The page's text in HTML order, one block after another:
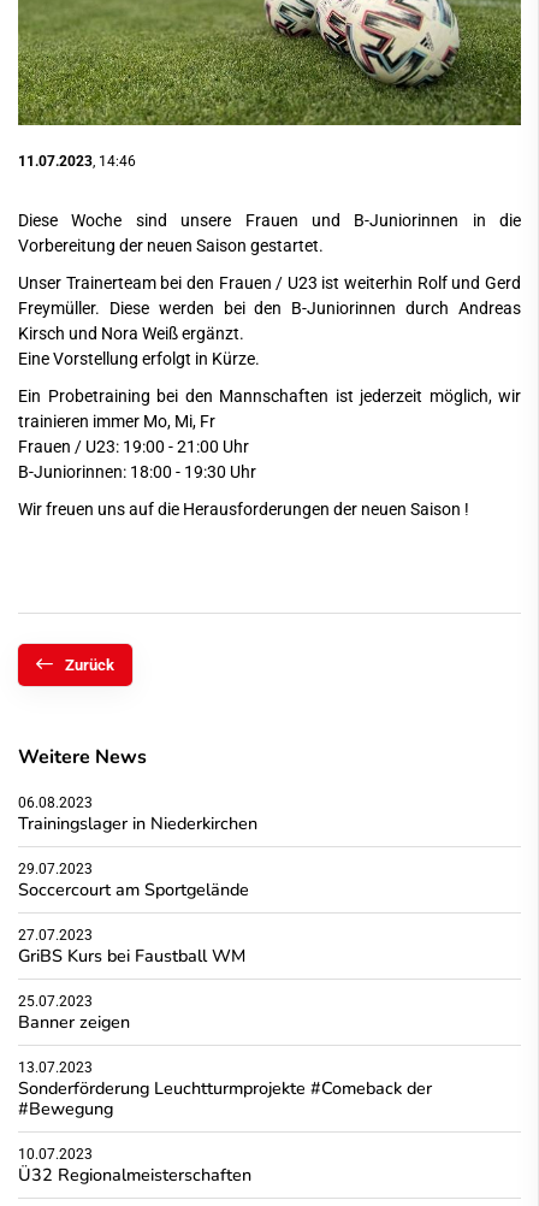
11.07.2023, 14:46
Diese Woche sind unsere Frauen und B-Juniorinnen in die
Vorbereitung der neuen Saison gestartet.
Unser Trainerteam bei den Frauen / U23 ist weiterhin Rolf und Gerd
Freymüller. Diese werden bei den B-Juniorinnen durch Andreas
Kirsch und Nora Weiß ergänzt.
Eine Vorstellung erfolgt in Kürze.
Ein Probetraining bei den Mannschaften ist jederzeit möglich, wir
trainieren immer Mo, Mi, Fr
Frauen / U23: 19:00 - 21:00 Uhr
B-Juniorinnen: 18:00 - 19:30 Uhr
Wir freuen uns auf die Herausforderungen der neuen Saison !
Zurück
Weitere News
06.08.2023
Trainingslager in Niederkirchen
29.07.2023
Soccercourt am Sportgelände
27.07.2023
GriBS Kurs bei Faustball WM
25.07.2023
Banner zeigen
13.07.2023
Sonderförderung Leuchtturmprojekte #Comeback der
#Bewegung
10.07.2023
Ü32 Regionalmeisterschaften